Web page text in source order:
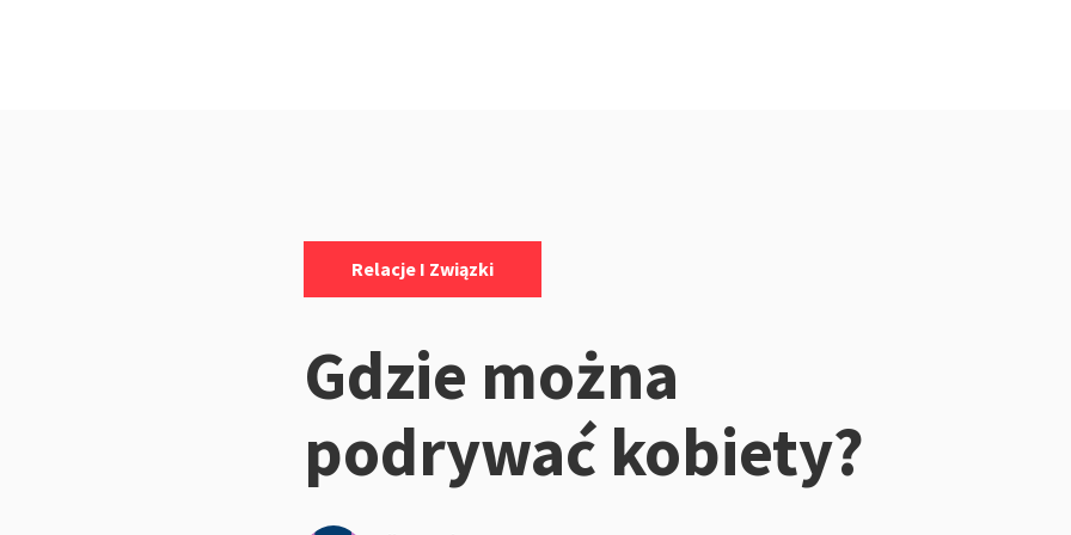
Relacje I Związki
Gdzie można
podrywać kobiety?